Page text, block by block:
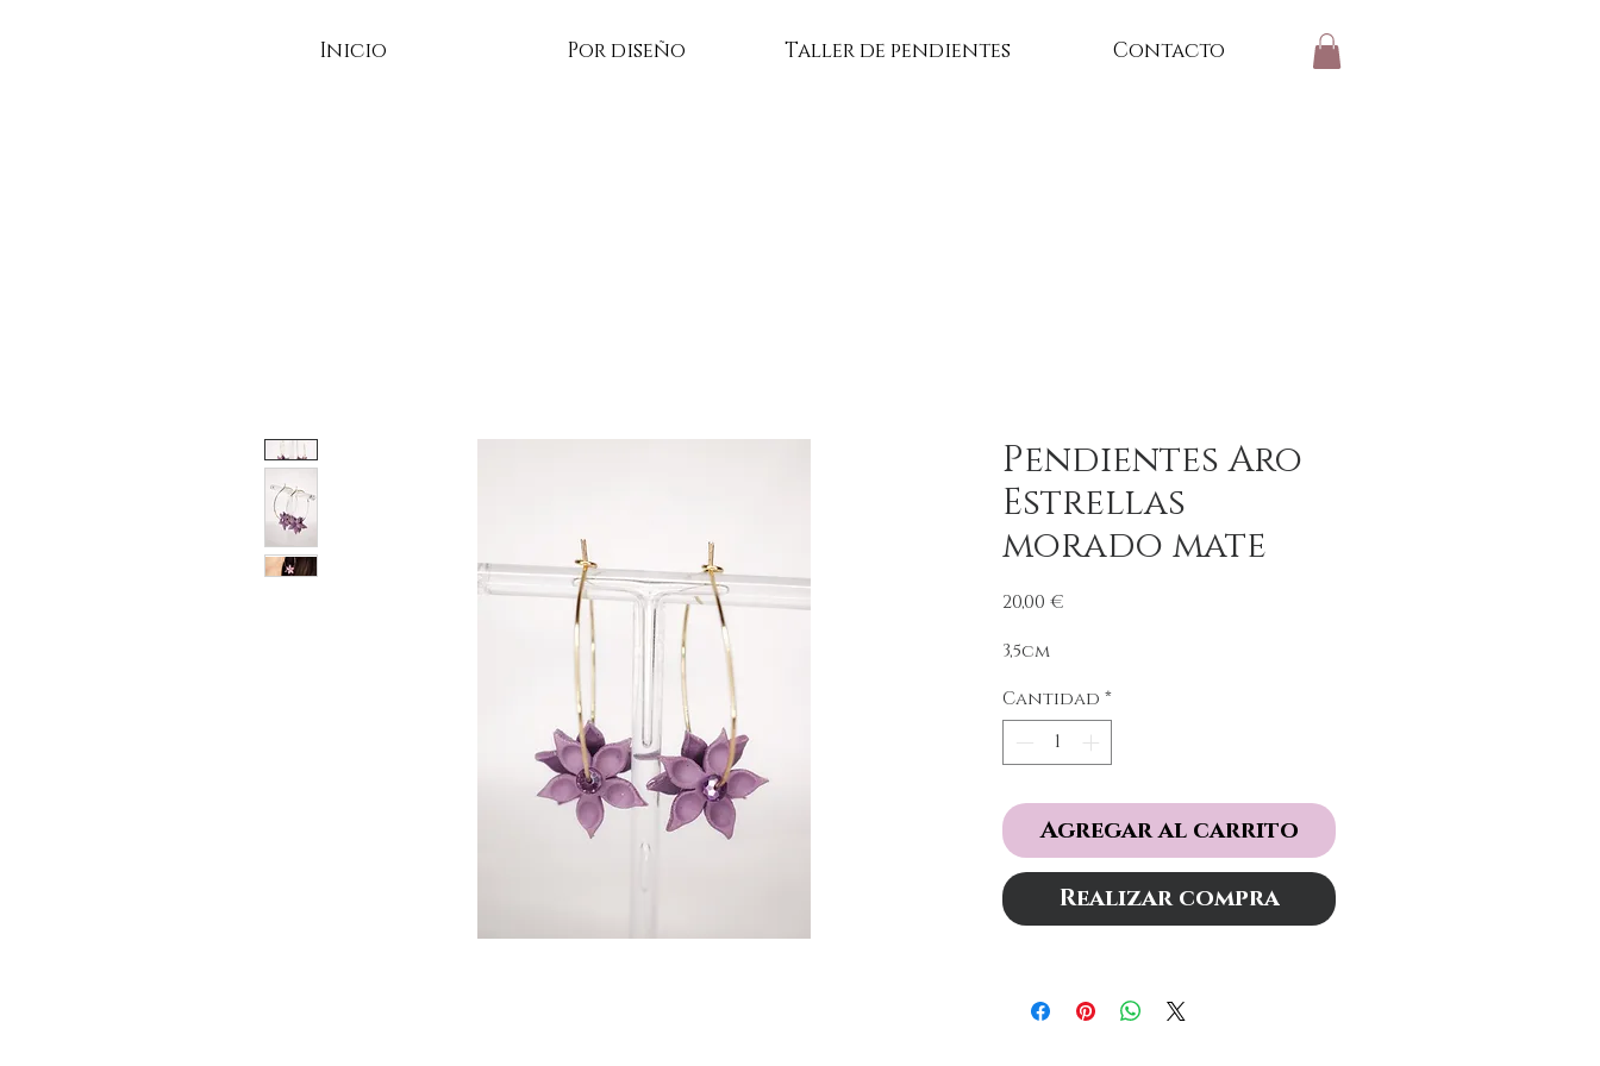
Inicio Por diseño Taller de pendientes Contacto
Pendientes Aro
Estrellas
morado mate
20,00 €
3,5cm
Cantidad *
Agregar al carrito
Realizar compra